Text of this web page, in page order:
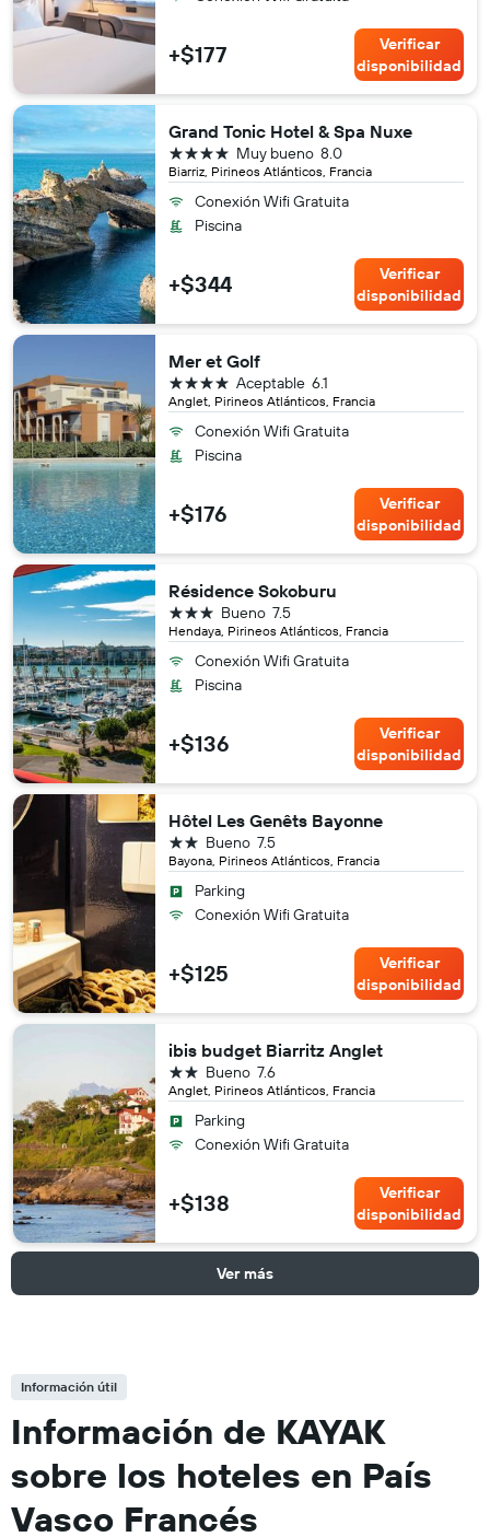
+$177
Verificar
disponibilidad
Grand Tonic Hotel & Spa Nuxe
Biarriz, Pirineos Atlánticos, Francia
8.0
Muy bueno
4 estrellas
Conexión Wifi Gratuita
Piscina
+$344
Verificar
disponibilidad
Mer et Golf
Anglet, Pirineos Atlánticos, Francia
6.1
Aceptable
4 estrellas
Conexión Wifi Gratuita
Piscina
+$176
Verificar
disponibilidad
Résidence Sokoburu
Hendaya, Pirineos Atlánticos, Francia
7.5
Bueno
3 estrellas
Conexión Wifi Gratuita
Piscina
+$136
Verificar
disponibilidad
Hôtel Les Genêts Bayonne
Bayona, Pirineos Atlánticos, Francia
7.5
Bueno
2 estrellas
Parking
Conexión Wifi Gratuita
+$125
Verificar
disponibilidad
ibis budget Biarritz Anglet
Anglet, Pirineos Atlánticos, Francia
7.6
Bueno
2 estrellas
Parking
Conexión Wifi Gratuita
+$138
Verificar
disponibilidad
Ver más
Información útil
Información de KAYAK
sobre los hoteles en País
Vasco Francés